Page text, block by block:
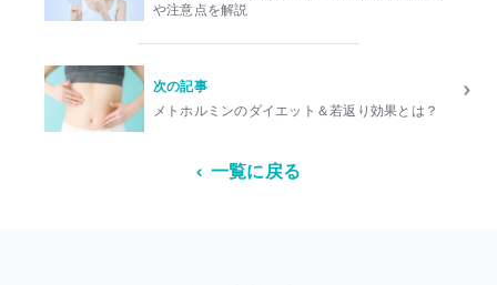
や注意点を解説
次の記事
メトホルミンのダイエット＆若返り効果とは？
一覧に戻る